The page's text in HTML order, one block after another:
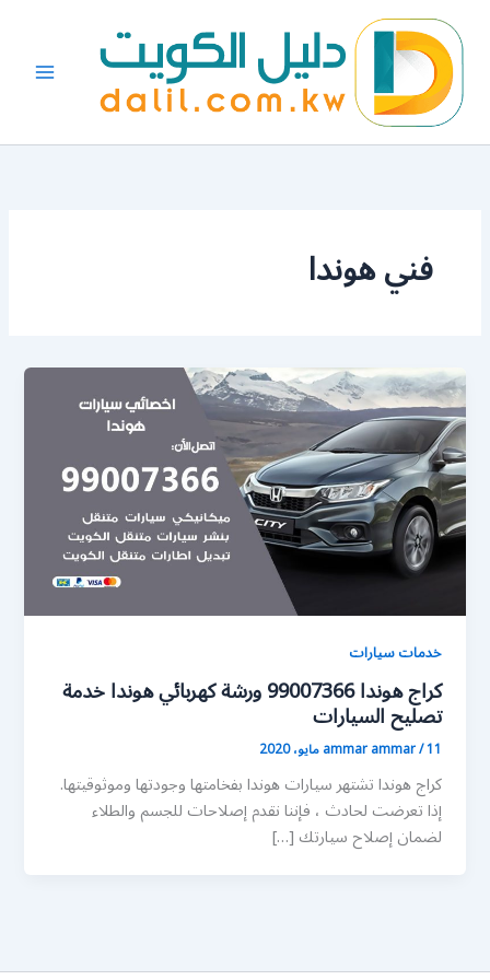
المحتوى
فني هوندا
خدمات سيارات
كراج هوندا 99007366 ورشة كهربائي هوندا خدمة
تصليح السيارات
ammar ammar/11 مايو، 2020
كراج هوندا تشتهر سيارات هوندا بفخامتها وجودتها وموثوقيتها.
إذا تعرضت لحادث ، فإننا نقدم إصلاحات للجسم والطلاء
لضمان إصلاح سيارتك […]